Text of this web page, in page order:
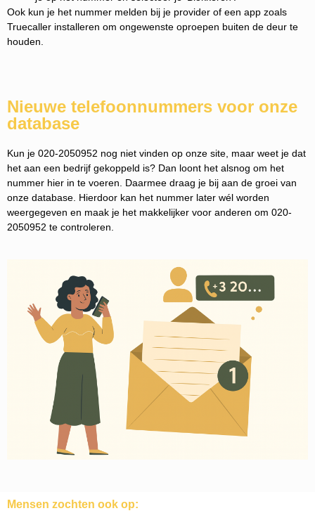
Ook kun je het nummer melden bij je provider of een app zoals
Truecaller installeren om ongewenste oproepen buiten de deur te
houden.
Nieuwe telefoonnummers voor onze
database
Kun je 020-2050952 nog niet vinden op onze site, maar weet je dat
het aan een bedrijf gekoppeld is? Dan loont het alsnog om het
nummer hier in te voeren. Daarmee draag je bij aan de groei van
onze database. Hierdoor kan het nummer later wél worden
weergegeven en maak je het makkelijker voor anderen om 020-
2050952 te controleren.
Mensen zochten ook op: